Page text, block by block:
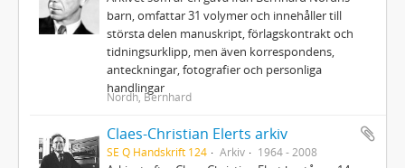
barn, omfattar 31 volymer och innehåller till
största delen manuskript, förlagskontrakt och
tidningsurklipp, men även korrespondens,
anteckningar, fotografier och personliga
handlingar
Nordh, Bernhard
Claes-Christian Elerts arkiv
SE Q Handskrift 124 Arkiv 1964 - 2008